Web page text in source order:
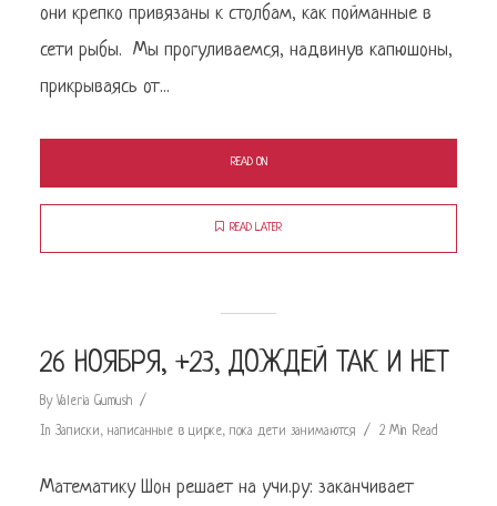
они крепко привязаны к столбам, как пойманные в
сети рыбы. Мы прогуливаемся, надвинув капюшоны,
прикрываясь от...
READ ON
READ LATER
26 НОЯБРЯ, +23, ДОЖДЕЙ ТАК И НЕТ
By Valeria Gumush
In Записки, написанные в цирке, пока дети занимаются 2 Min Read
Математику Шон решает на учи.ру: заканчивает